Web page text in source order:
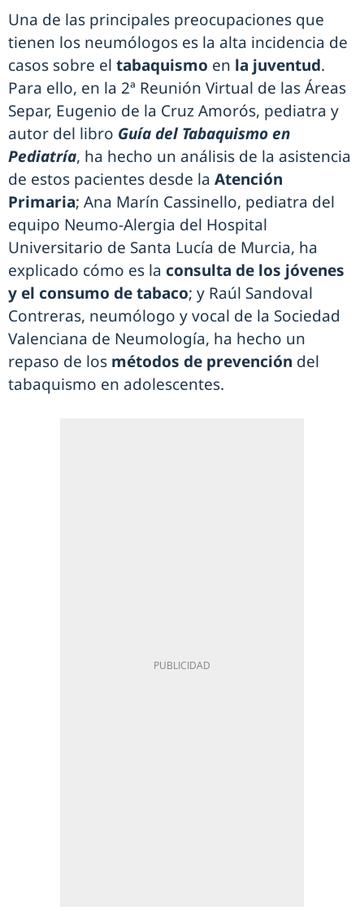
Una de las principales preocupaciones que
tienen los neumólogos es la alta incidencia de
casos sobre el tabaquismo en la juventud.
Para ello, en la 2ª Reunión Virtual de las Áreas
Separ, Eugenio de la Cruz Amorós, pediatra y
autor del libro Guía del Tabaquismo en
Pediatría, ha hecho un análisis de la asistencia
de estos pacientes desde la Atención
Primaria; Ana Marín Cassinello, pediatra del
equipo Neumo-Alergia del Hospital
Universitario de Santa Lucía de Murcia, ha
explicado cómo es la consulta de los jóvenes
y el consumo de tabaco; y Raúl Sandoval
Contreras, neumólogo y vocal de la Sociedad
Valenciana de Neumología, ha hecho un
repaso de los métodos de prevención del
tabaquismo en adolescentes.